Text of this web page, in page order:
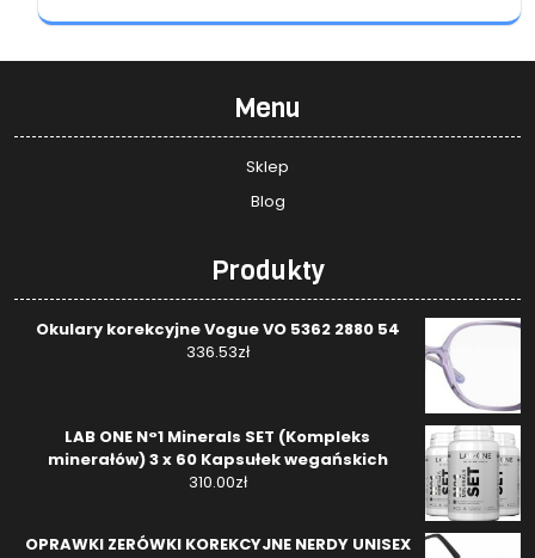
Menu
Sklep
Blog
Produkty
Okulary korekcyjne Vogue VO 5362 2880 54
336.53zł
LAB ONE N°1 Minerals SET (Kompleks
minerałów) 3 x 60 Kapsułek wegańskich
310.00zł
OPRAWKI ZERÓWKI KOREKCYJNE NERDY UNISEX